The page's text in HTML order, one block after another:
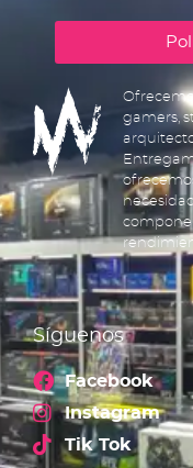
gamers,
Síguenos
Facebook
Instagram
Tik Tok